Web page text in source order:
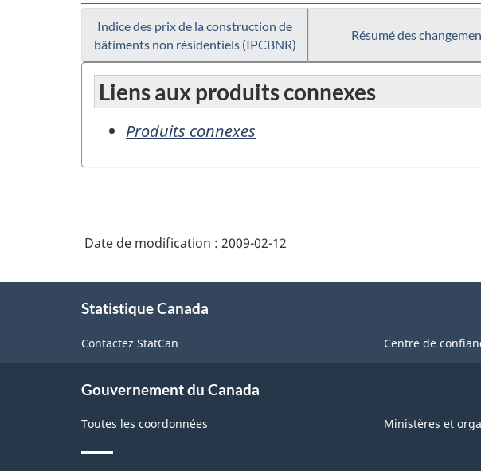
Indice des prix de la construction de
bâtiments non résidentiels (IPCBNR)
Résumé des
Liens aux produits connexes
Produits connexes
Date de modification : 2009-02-12
Statistique Canada
Contactez StatCan Centre de
Gouvernement du Canada
Toutes les coordonnées Ministères et